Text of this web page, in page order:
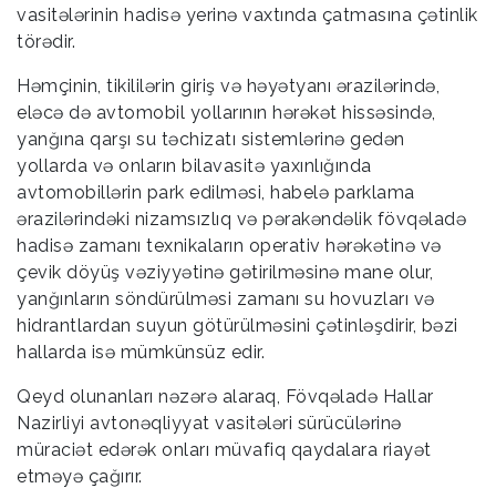
vasitələrinin hadisə yerinə vaxtında çatmasına çətinlik
törədir.
Həmçinin, tikililərin giriş və həyətyanı ərazilərində,
eləcə də avtomobil yollarının hərəkət hissəsində,
yanğına qarşı su təchizatı sistemlərinə gedən
yollarda və onların bilavasitə yaxınlığında
avtomobillərin park edilməsi, habelə parklama
ərazilərindəki nizamsızlıq və pərakəndəlik fövqəladə
hadisə zamanı texnikaların operativ hərəkətinə və
çevik döyüş vəziyyətinə gətirilməsinə mane olur,
yanğınların söndürülməsi zamanı su hovuzları və
hidrantlardan suyun götürülməsini çətinləşdirir, bəzi
hallarda isə mümkünsüz edir.
Qeyd olunanları nəzərə alaraq, Fövqəladə Hallar
Nazirliyi avtonəqliyyat vasitələri sürücülərinə
müraciət edərək onları müvafiq qaydalara riayət
etməyə çağırır.